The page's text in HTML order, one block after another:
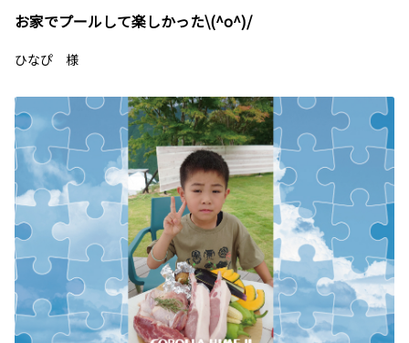
お家でプールして楽しかった\(^o^)/
ひなぴ 様